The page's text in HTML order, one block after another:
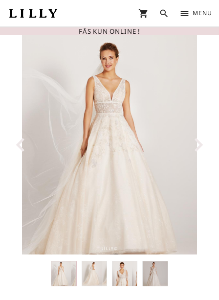
shopping_cart search menu MENU
FÅS KUN ONLINE !